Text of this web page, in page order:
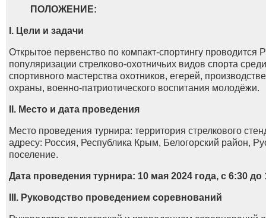
ПОЛОЖЕНИЕ:
I. Цели и задачи
Открытое первенство по компакт-спортингу
популяризации стрелково-охотничьих видов спорта
спортивного мастерства охотников, егерей,
охраны, военно-патриотического воспитания молодёжи.
II. Место и дата проведения
Место проведения турнира: территория стрелкового
адресу: Россия, Республика Крым, Белогорский район,
поселение.
Дата проведения турнира: 10 мая 2024 года, с 6:30 до
III. Руководство проведением соревнований